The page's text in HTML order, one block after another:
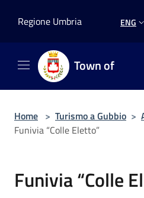
Regione Umbria
ENG
Town of
Home > Turismo a Gubbio >
Funivia “Colle Eletto”
Funivia “Colle